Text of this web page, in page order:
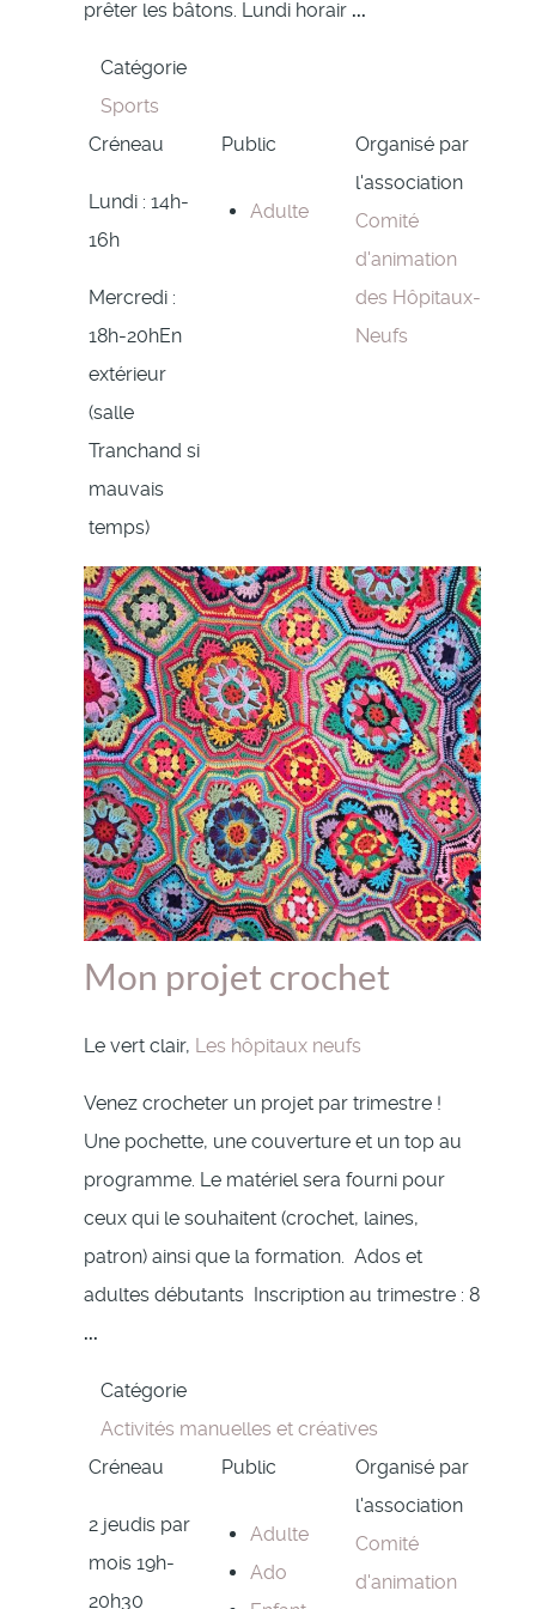
prêter les bâtons. Lundi horair ...
Catégorie
Sports
Créneau
Lundi : 14h-
16h
Mercredi :
18h-20hEn
extérieur
(salle
Tranchand si
mauvais
temps)
Public
Adulte
Organisé par
l'association
Comité
d'animation
des Hôpitaux-
Neufs
Mon projet crochet
Le vert clair, Les hôpitaux neufs
Venez crocheter un projet par trimestre !
Une pochette, une couverture et un top au
programme. Le matériel sera fourni pour
ceux qui le souhaitent (crochet, laines,
patron) ainsi que la formation. Ados et
adultes débutants Inscription au trimestre : 8
...
Catégorie
Activités manuelles et créatives
Créneau
2 jeudis par
mois 19h-
20h30
Public
Adulte
Ado
Organisé par
l'association
Comité
d'animation